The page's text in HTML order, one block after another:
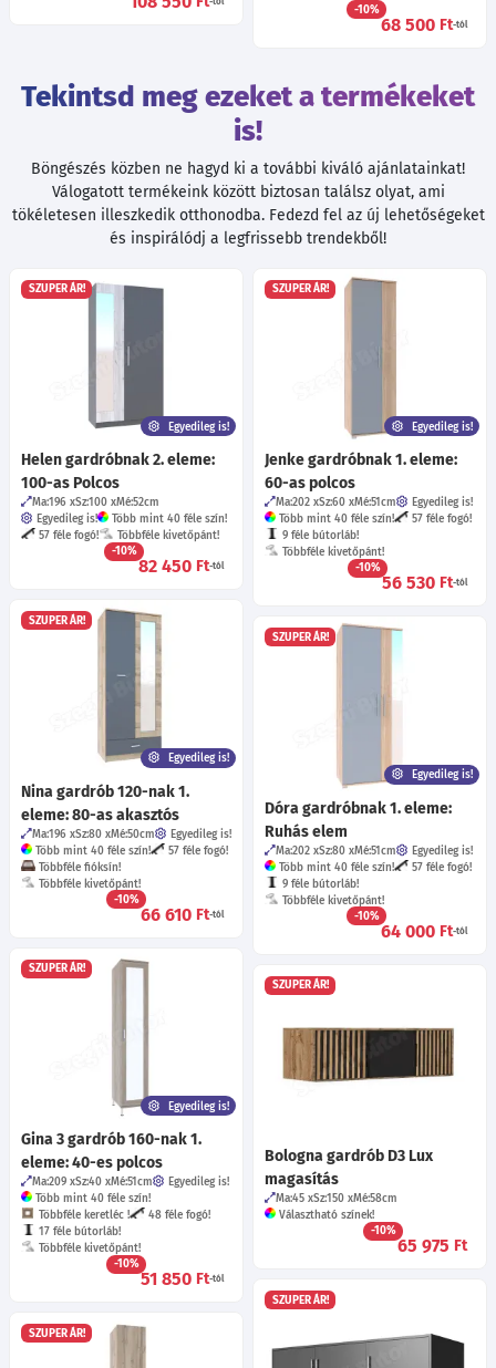
-10%
68 500 Ft-tól
Tekintsd meg ezeket a termékeket
is!
Böngészés közben ne hagyd ki a további kiváló ajánlatainkat!
Válogatott termékeink között biztosan találsz olyat, ami
tökéletesen illeszkedik otthonodba. Fedezd fel az új lehetőségeket
és inspirálódj a legfrissebb trendekből!
SZUPER ÁR!
Egyedileg is!
Helen gardróbnak 2. eleme:
100-as Polcos
Ma:196 Sz:100 Mé:52cm
Egyedileg is!
Több mint 40 féle szín!
57 féle fogó!
Többféle kivetőpánt!
-10%
82 450 Ft-tól
SZUPER ÁR!
Egyedileg is!
Jenke gardróbnak 1. eleme:
60-as polcos
Ma:202 Sz:60 Mé:51cm
Egyedileg is!
Több mint 40 féle szín!
57 féle fogó!
9 féle bútorláb!
Többféle kivetőpánt!
-10%
56 530 Ft-tól
SZUPER ÁR!
Egyedileg is!
Nina gardrób 120-nak 1.
eleme: 80-as akasztós
Ma:196 Sz:80 Mé:50cm
Egyedileg is!
Több mint 40 féle szín!
57 féle fogó!
Többféle fióksín!
Többféle kivetőpánt!
-10%
66 610 Ft-tól
SZUPER ÁR!
Egyedileg is!
Dóra gardróbnak 1. eleme:
Ruhás elem
Ma:202 Sz:80 Mé:51cm
Egyedileg is!
Több mint 40 féle szín!
57 féle fogó!
9 féle bútorláb!
Többféle kivetőpánt!
-10%
64 000 Ft-tól
SZUPER ÁR!
Egyedileg is!
Gina 3 gardrób 160-nak 1.
eleme: 40-es polcos
Ma:209 Sz:40 Mé:51cm
Egyedileg is!
Több mint 40 féle szín!
Többféle keretléc !
48 féle fogó!
17 féle bútorláb!
Többféle kivetőpánt!
-10%
51 850 Ft-tól
SZUPER ÁR!
Bologna gardrób D3 Lux
magasítás
Ma:45 Sz:150 Mé:58cm
Választható színek!
-10%
65 975 Ft
SZUPER ÁR!
SZUPER ÁR!